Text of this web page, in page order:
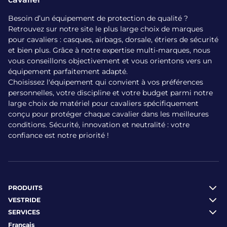
Fruit d'une collaboration entre une marque d'équitation de
renom et un spécialiste de l'airbag, ces vestes sont des
incontournables.
Veste de concours Kanji : Conçue avec une matière
stretch, elle vous offre un confort absolu à cheval. Sa
compatibilité avec l'airbag en fait un choix de premier
ordre pour vos compétitions.
Veste Hotaka Bi-Fabric : Légère et polyvalente, cette
veste peut être portée seule ou sur votre airbag. Son
tissu bi-stretch vous assure une grande liberté de
Packs vestes + airbag : Pour un équipement complet,
économique pour une sécurité maximale.
Jump'in et GEM : l'élégance à la
Besoin d’un équipement de protection de qualité ?
Retrouvez sur notre site le plus large choix de marques
pour cavaliers : casques, airbags, dorsale, étriers de sécurité
et bien plus. Grâce à notre expertise multi-marques, nous
vous conseillons objectivement et vous orientons vers un
équipement parfaitement adapté.
Choisissez l'équipement qui convient à vos préférences
personnelles, votre discipline et votre budget parmi notre
large choix de matériel pour cavaliers spécifiquement
conçu pour protéger chaque cavalier dans les meilleures
conditions. Sécurité, innovation et neutralité : votre
confiance est notre priorité !
PRODUITS
VESTRIDE
SERVICES
Français